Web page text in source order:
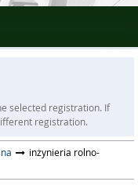
selected registration. If
registration.
inżynieria rolno-